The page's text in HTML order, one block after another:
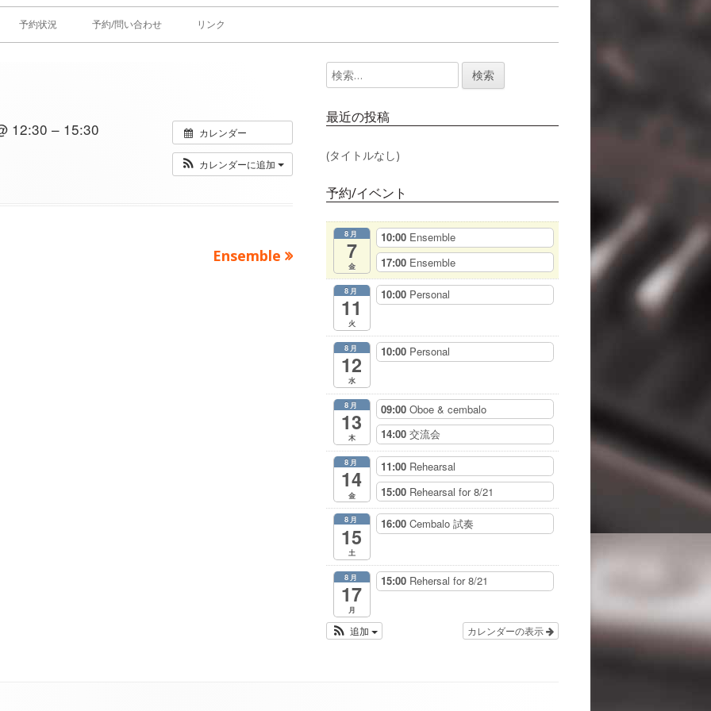
予約状況 予約/問い合わせ リンク
カレンダー
カレンダーに追加
12:30 – 15:30
次
Ensemble
メ
イ
ン
サ
イ
バ
検
索:
最近の投稿
(タイトルなし)
予約/イベント
8月
7
金
10:00 Ensemble
17:00 Ensemble
8月
11
火
10:00 Personal
8月
12
水
10:00 Personal
8月
13
木
09:00 Oboe & cembalo
14:00 交流会
8月
14
金
11:00 Rehearsal
15:00 Rehearsal for 8/21
8月
15
土
16:00 Cembalo 試奏
8月
17
月
15:00 Rehersal for 8/21
カレンダーの表示
追加